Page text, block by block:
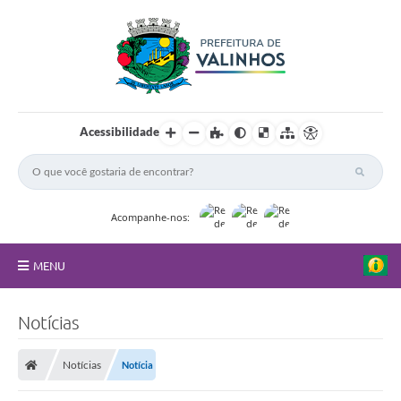
Acessibilidade
Acompanhe-nos:
MENU
Notícias
Notícias Notícia